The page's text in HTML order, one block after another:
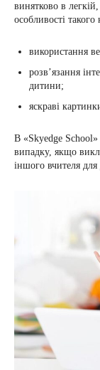
винятково в
особливості такого
використання
розв’язання
дитини;
яскраві
В «Skyedge
випадку, якщо
іншого вчителя